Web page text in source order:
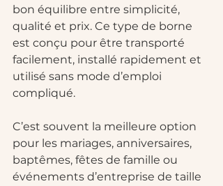
bon équilibre entre simplicité,
qualité et prix. Ce type de borne
est conçu pour être transporté
facilement, installé rapidement et
utilisé sans mode d’emploi
compliqué.
C’est souvent la meilleure option
pour les mariages, anniversaires,
baptêmes, fêtes de famille ou
événements d’entreprise de taille